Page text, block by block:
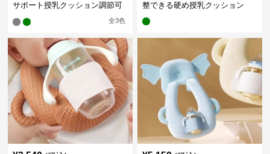
サポート授乳クッション調節可
全3色
整できる硬め授乳クッション